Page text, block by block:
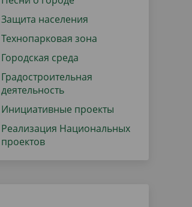
Защита населения
Технопарковая зона
Городская среда
Градостроительная
деятельность
Инициативные проекты
Реализация Национальных
проектов